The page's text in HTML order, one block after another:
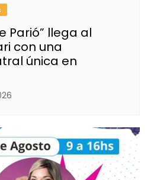
Parió” llega al
con una
única en